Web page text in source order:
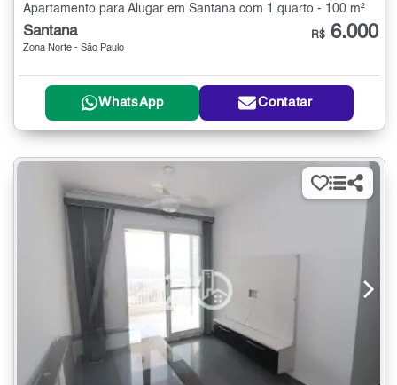
Apartamento para Alugar em Santana com 1 quarto - 100 m²
Santana
Zona Norte - São Paulo
R$ 6.000
WhatsApp Contatar